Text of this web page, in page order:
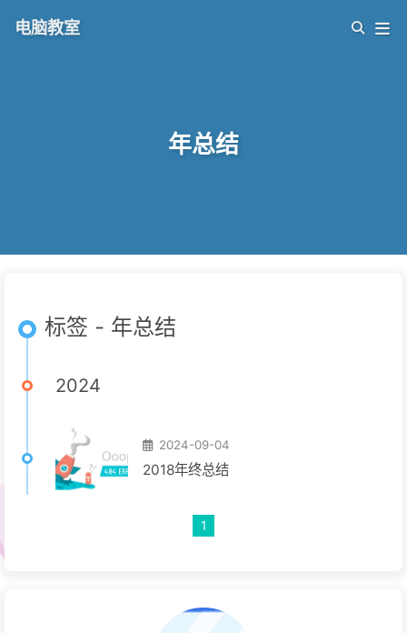
电脑教室
年总结
标签 - 年总结
2024
2024-09-04
2018年终总结
1